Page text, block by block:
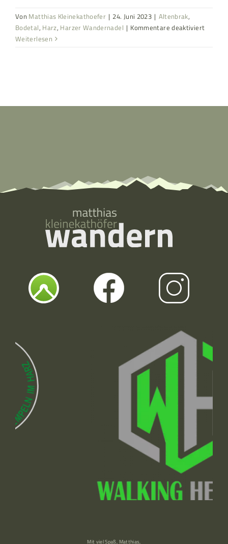
Von Matthias Kleinekathoefer | 24. Juni 2023 | Altenbrak,
Bodetal, Harz, Harzer Wandernadel | Kommentare deaktiviertfür
Weiterlesen